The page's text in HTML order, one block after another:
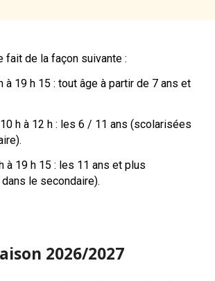
fait de la façon suivante :
à 19 h 15: tout âge à partir de 7 anset
h à 12 h : les 6 / 11 ans (scolarisées
à 19 h 15 : les 11 ans et plus
le secondaire).
2026/2027